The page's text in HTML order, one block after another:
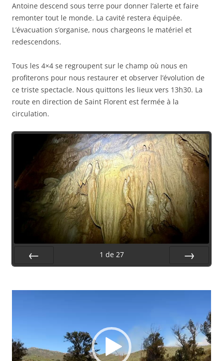
Antoine descend sous terre pour donner l’alerte et faire
remonter tout le monde. La cavité restera équipée.
L’évacuation s’organise, nous chargeons le matériel et
redescendons.
Tous les 4×4 se regroupent sur le champ où nous en
profiterons pour nous restaurer et observer l’évolution de
ce triste spectacle. Nous quittons les lieux vers 13h30. La
route en direction de Saint Florent est fermée à la
circulation.
1 de 27